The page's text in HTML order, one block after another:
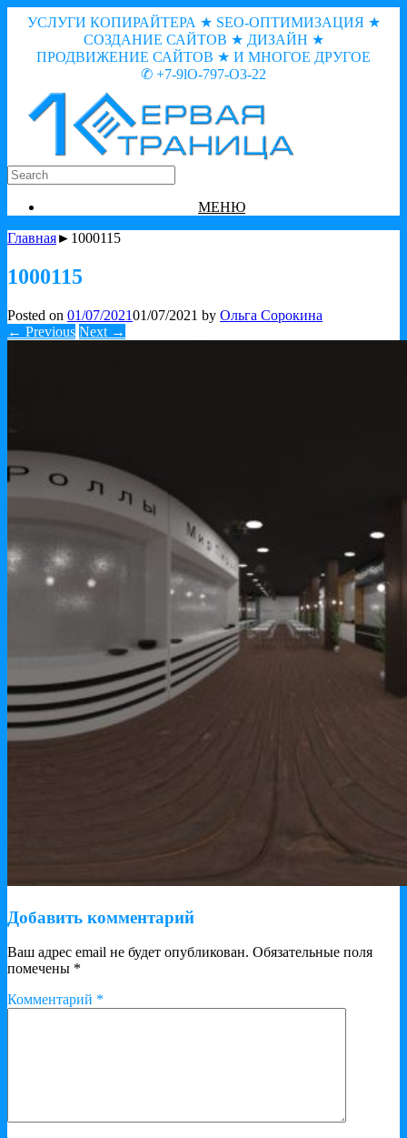
УСЛУГИ КОПИРАЙТЕРА ★ SEO-ОПТИМИЗАЦИЯ ★
СОЗДАНИЕ САЙТОВ ★ ДИЗАЙН ★
ПРОДВИЖЕНИЕ САЙТОВ ★ И МНОГОЕ ДРУГОЕ
✆ +7-9lO-797-O3-22
МЕНЮ
Главная►1000115
1000115
Posted on 01/07/202101/07/2021 by Ольга Сорокина
← Previous Next →
Добавить комментарий
Ваш адрес email не будет опубликован. Обязательные поля
помечены *
Комментарий *